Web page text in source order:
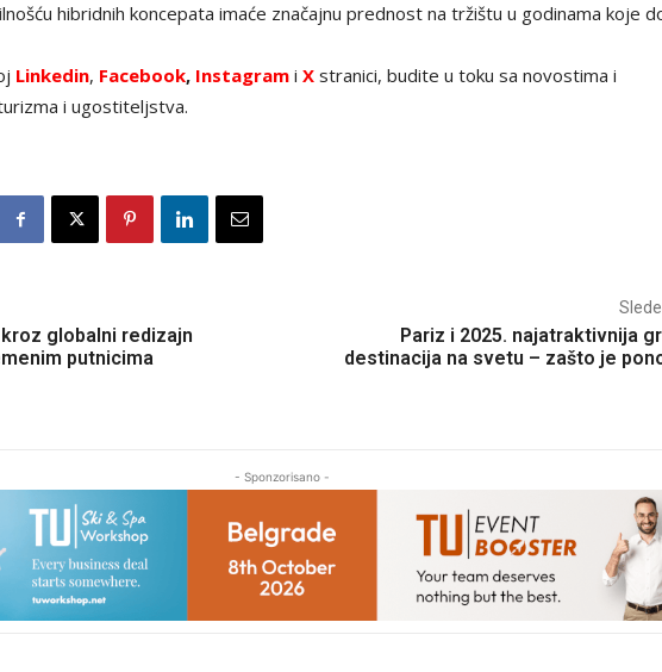
hibridnih koncepata imaće značajnu prednost na tržištu u godinama koje
Linkedin, Facebook, Instagram i X stranici, budite u toku sa novostima i
i ugostiteljstva.
globalni redizajn
putnicima
Pariz i 2025. najatraktivnija
destinacija na svetu – zašto je
- Sponzorisano -